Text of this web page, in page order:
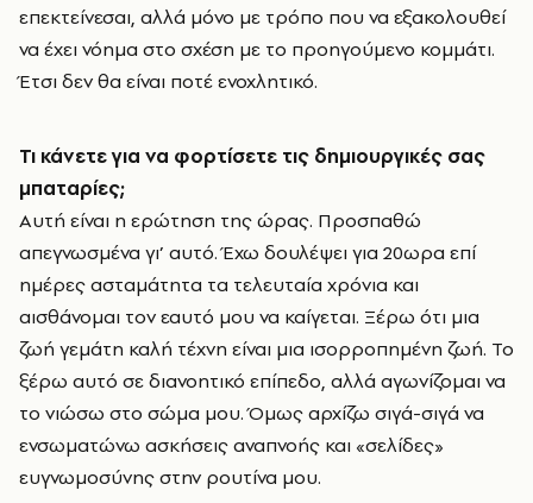
επεκτείνεσαι, αλλά μόνο με τρόπο που να εξακολουθεί
να έχει νόημα στο σχέση με το προηγούμενο κομμάτι.
Έτσι δεν θα είναι ποτέ ενοχλητικό.
Τι κάνετε για να φορτίσετε τις δημιουργικές σας
μπαταρίες;
Αυτή είναι η ερώτηση της ώρας. Προσπαθώ
απεγνωσμένα γι’ αυτό. Έχω δουλέψει για 20ωρα επί
ημέρες ασταμάτητα τα τελευταία χρόνια και
αισθάνομαι τον εαυτό μου να καίγεται. Ξέρω ότι μια
ζωή γεμάτη καλή τέχνη είναι μια ισορροπημένη ζωή. Το
ξέρω αυτό σε διανοητικό επίπεδο, αλλά αγωνίζομαι να
το νιώσω στο σώμα μου. Όμως αρχίζω σιγά-σιγά να
ενσωματώνω ασκήσεις αναπνοής και «σελίδες»
ευγνωμοσύνης στην ρουτίνα μου.